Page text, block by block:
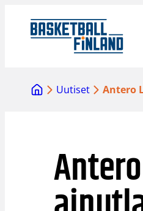
sisältöön
Uutiset Antero